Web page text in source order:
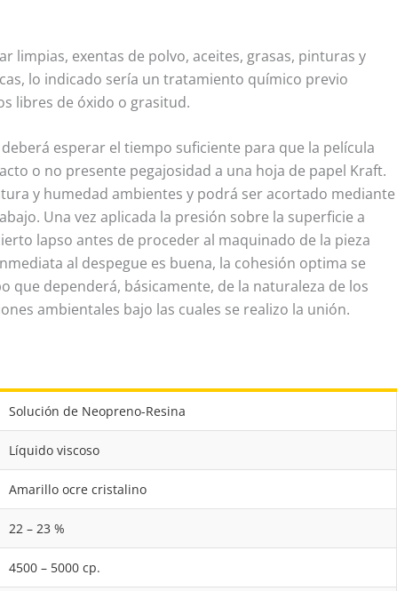
limpias, exentas de polvo, aceites, grasas, pinturas y
lo indicado sería un tratamiento químico previo
libres de óxido o grasitud.
deberá esperar el tiempo suficiente para que la película
o no presente pegajosidad a una hoja de papel Kraft.
y humedad ambientes y podrá ser acortado mediante
Una vez aplicada la presión sobre la superficie a
lapso antes de proceder al maquinado de la pieza
al despegue es buena, la cohesión optima se
que dependerá, básicamente, de la naturaleza de los
ambientales bajo las cuales se realizo la unión.
Solución de Neopreno-Resina
Líquido viscoso
Amarillo ocre cristalino
22 – 23 %
4500 – 5000 cp.